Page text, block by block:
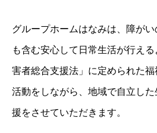
グループホームはなみは、障が
も含む安心して日常生活が行え
害者総合支援法」に定められた
活動をしながら、地域で自立し
援をさせていただきます。